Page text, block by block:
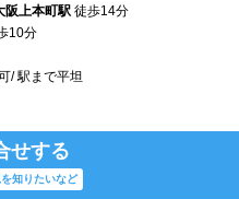
阪上本町駅 徒歩14分
10分
/ 駅まで平坦
せする
知りたいなど